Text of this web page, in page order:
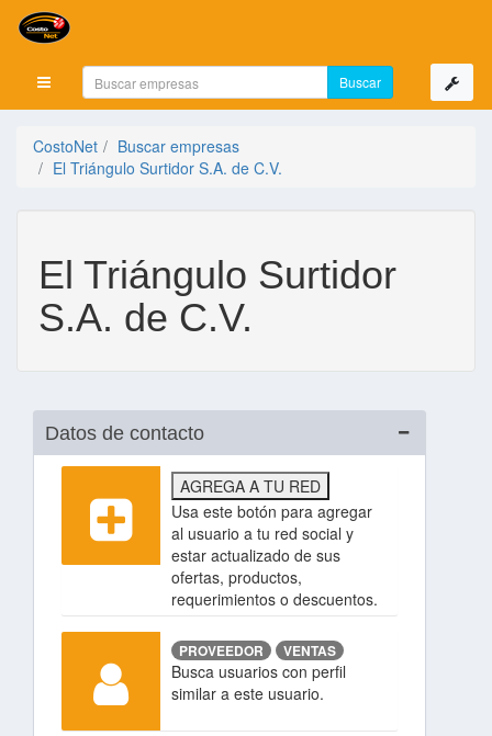
Mostrar menú
CostoNet
Buscar empresas
El Triángulo Surtidor S.A. de C.V.
El Triángulo Surtidor
S.A. de C.V.
Datos de contacto
AGREGA A TU RED
Usa este botón para agregar
al usuario a tu red social y
estar actualizado de sus
ofertas, productos,
requerimientos o descuentos.
PROVEEDOR VENTAS
Busca usuarios con perfil
similar a este usuario.